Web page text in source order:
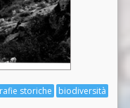
biodiversità
storiche